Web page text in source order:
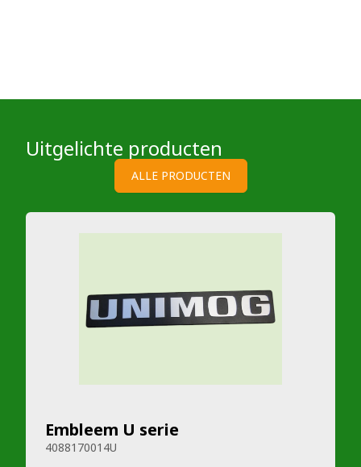
Uitgelichte producten
ALLE PRODUCTEN
Embleem U serie
4088170014U